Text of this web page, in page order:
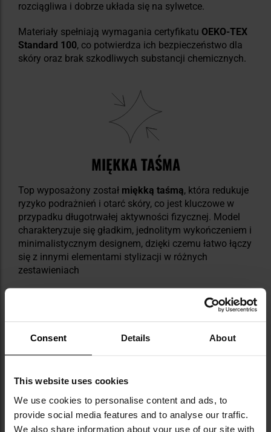
Consent Details About
This website uses cookies
We use cookies to personalise content and ads, to
provide social media features and to analyse our traffic.
We also share information about your use of our site with
rozciągliwa i dobrze układa się na sylwetce.
Materiały spełniają wymagania certyfikatu OEKO-TEX
Standard 100, co potwierdza ich bezpieczeństwo dla
skóry oraz brak szkodliwych substancji chemicznych.
MIĘKKA TAŚMA
Top wyposażony został miękką taśmą, która redukuje
ryzyko podrażnień i otarć skóry, co jest kluczowe w
przypadku długotrwałej aktywności fizycznej. Model
charakteryzuje się gładkim, jednolitym wykończeniem i
minimalistycznym designem, dzięki czemu łatwo łączy
się z innymi elementami stylizacji w różnych
zestawieniach
NAJWAŻNIEJSZE CECHY
wykonana z mieszanki bawełny i elastanu
możliwość noszenia jako top lub spódnica
trwały i rozciągliwy materiał